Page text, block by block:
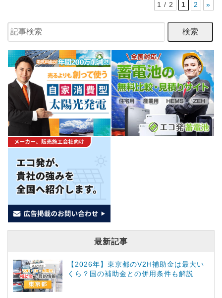
1 / 2 1 2 »
最新記事
【2026年】東京都のV2H補助金は最大い
くら？国の補助金との併用条件も解説